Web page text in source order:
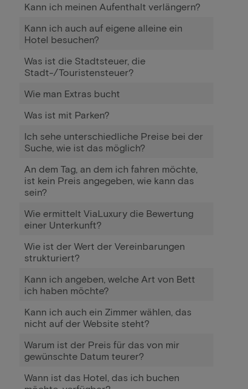
Kann ich meinen Aufenthalt verlängern?
Kann ich auch auf eigene alleine ein
Hotel besuchen?
Was ist die Stadtsteuer, die
Stadt-/Touristensteuer?
Wie man Extras bucht
Was ist mit Parken?
Ich sehe unterschiedliche Preise bei der
Suche, wie ist das möglich?
An dem Tag, an dem ich fahren möchte,
ist kein Preis angegeben, wie kann das
sein?
Wie ermittelt ViaLuxury die Bewertung
einer Unterkunft?
Wie ist der Wert der Vereinbarungen
strukturiert?
Kann ich angeben, welche Art von Bett
ich haben möchte?
Kann ich auch ein Zimmer wählen, das
nicht auf der Website steht?
Warum ist der Preis für das von mir
gewünschte Datum teurer?
Wann ist das Hotel, das ich buchen